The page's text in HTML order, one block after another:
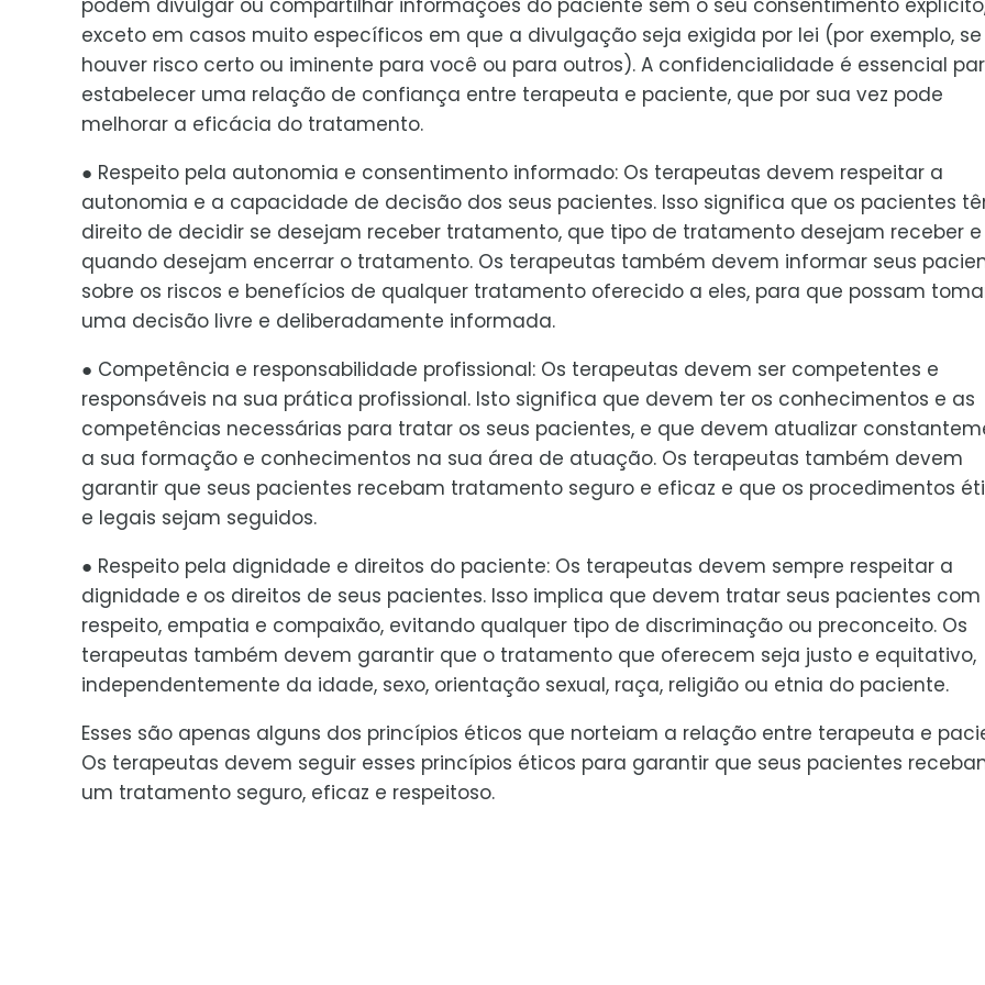
exceto em casos muito específicos em que a divulgação seja exigida por lei (por exemplo, se
houver risco certo ou iminente para você ou para outros). A confidencialidade é essencial
estabelecer uma relação de confiança entre terapeuta e paciente, que por sua vez pode
melhorar a eficácia do tratamento.
● Respeito pela autonomia e consentimento informado: Os terapeutas devem respeitar a
autonomia e a capacidade de decisão dos seus pacientes. Isso significa que os pacientes
direito de decidir se desejam receber tratamento, que tipo de tratamento desejam receber e
quando desejam encerrar o tratamento. Os terapeutas também devem informar seus
sobre os riscos e benefícios de qualquer tratamento oferecido a eles, para que possam
uma decisão livre e deliberadamente informada.
● Competência e responsabilidade profissional: Os terapeutas devem ser competentes e
responsáveis na sua prática profissional. Isto significa que devem ter os conhecimentos e as
competências necessárias para tratar os seus pacientes, e que devem atualizar
a sua formação e conhecimentos na sua área de atuação. Os terapeutas também devem
garantir que seus pacientes recebam tratamento seguro e eficaz e que os procedimentos
e legais sejam seguidos.
● Respeito pela dignidade e direitos do paciente: Os terapeutas devem sempre respeitar a
dignidade e os direitos de seus pacientes. Isso implica que devem tratar seus pacientes com
respeito, empatia e compaixão, evitando qualquer tipo de discriminação ou preconceito. Os
terapeutas também devem garantir que o tratamento que oferecem seja justo e equitativo,
independentemente da idade, sexo, orientação sexual, raça, religião ou etnia do paciente.
Esses são apenas alguns dos princípios éticos que norteiam a relação entre terapeuta e
Os terapeutas devem seguir esses princípios éticos para garantir que seus pacientes
um tratamento seguro, eficaz e respeitoso.